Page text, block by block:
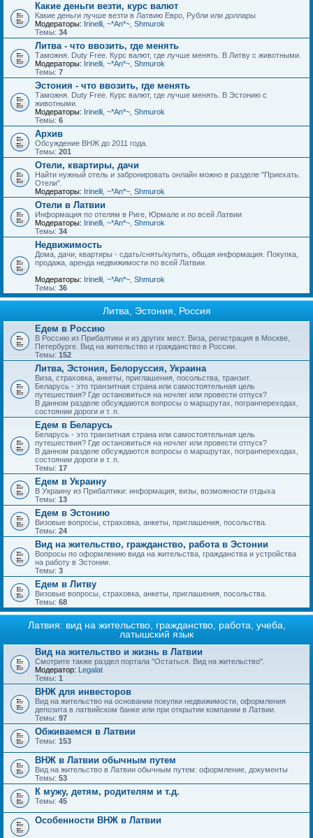
Какие деньги везти, курс валют
Какие деньги лучше везти в Латвию Евро, Рубли или доллары
Модераторы: Irinelli ~*An*~ Shmurok
Темы: 34
Литва - что ввозить, где менять
Таможня. Duty Free. Курс валют, где лучше менять. В Литву с животными.
Модераторы: Irinelli ~*An*~ Shmurok
Темы: 7
Эстония - что ввозить, где менять
Таможня. Duty Free. Курс валют, где лучше менять. В Эстонию с
животными.
Модераторы: Irinelli ~*An*~ Shmurok
Темы: 6
Архив
Обсуждение ВНЖ до 2011 года.
Темы: 201
Отели, квартиры, дачи
Найти нужный отель и забронировать онлайн можно в разделе "Приехать.
Отели".
Модераторы: Irinelli ~*An*~ Shmurok
Отели в Латвии
Информация по отелям в Риге, Юрмале и по всей Латвии
Модераторы: Irinelli ~*An*~ Shmurok
Темы: 34
Недвижимость
Дома, дачи, квартиры - сдать/снять/купить, общая информация. Покупка,
продажа, аренда недвижимости по всей Латвии.
Модераторы: Irinelli ~*An*~ Shmurok
Темы: 36
Литва, Эстония, Россия
Едем в Россию
В Россию из Прибалтики и из других мест. Виза, регистрация в Москве,
Петербурге. Вид на жительство и гражданство в России.
Темы: 152
Литва, Эстония, Белоруссия, Украина
Виза, страховка, анкеты, приглашения, посольства, транзит.
Беларусь - это транзитная страна или самостоятельная цель
путешествия? Где остановиться на ночлег или провести отпуск?
В данном разделе обсуждаются вопросы о маршрутах, погранпереходах,
состоянии дороги и т. п.
Едем в Беларусь
Беларусь - это транзитная страна или самостоятельная цель
путешествия? Где остановиться на ночлег или провести отпуск?
В данном разделе обсуждаются вопросы о маршрутах, погранпереходах,
состоянии дороги и т. п.
Темы: 17
Едем в Украину
В Украину из Прибалтики: информация, визы, возможности отдыха
Темы: 13
Едем в Эстонию
Визовые вопросы, страховка, анкеты, приглашения, посольства.
Темы: 24
Вид на жительство, гражданство, работа в Эстонии
Вопросы по оформлению вида на жительства, гражданства и устройства
на работу в Эстонии.
Темы: 3
Едем в Литву
Визовые вопросы, страховка, анкеты, приглашения, посольства.
Темы: 68
Латвия: вид на жительство, гражданство, работа, учеба,
латышский язык
Вид на жительство и жизнь в Латвии
Смотрите также раздел портала "Остаться. Вид на жительство".
Модератор:
Legalat
Темы: 1
ВНЖ для инвесторов
Вид на жительство на основании покупки недвижимости, оформления
депозита в латвийском банке или при открытии компании в Латвии.
Темы: 97
Обживаемся в Латвии
Темы: 153
ВНЖ в Латвии обычным путем
Вид на жительство в Латвии обычным путем: оформление, документы
Темы: 53
К мужу, детям, родителям и т.д.
Темы: 45
Особенности ВНЖ в Латвии